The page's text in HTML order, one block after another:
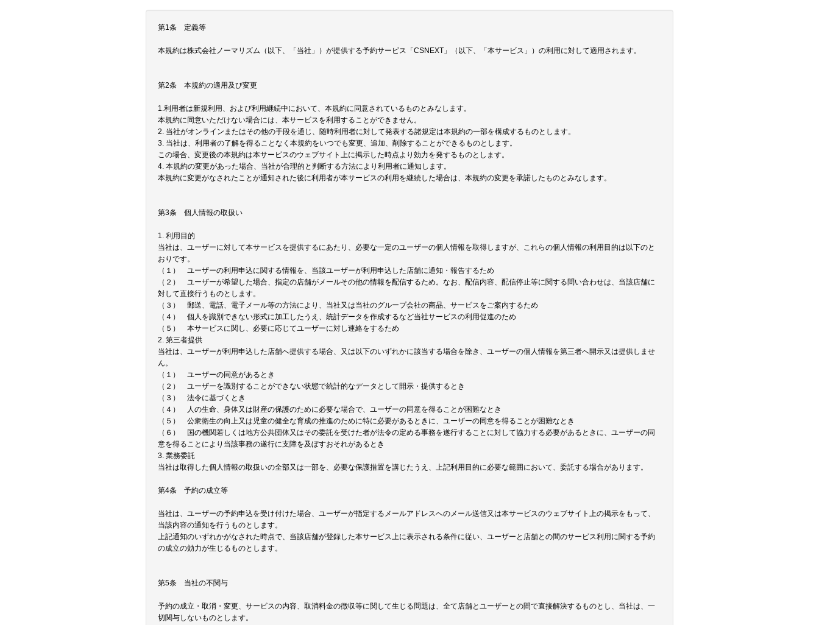
第1条 定義等
本規約は株式会社ノーマリズム（以下、「当社」）が提供する予約サービス「CSNEXT」（以下、「本サービス」）の利用に対して適用されます。
第2条 本規約の適用及び変更
1.利用者は新規利用、および利用継続中において、本規約に同意されているものとみなします。
本規約に同意いただけない場合には、本サービスを利用することができません。
2. 当社がオンラインまたはその他の手段を通じ、随時利用者に対して発表する諸規定は本規約の一部を構成するものとします。
3. 当社は、利用者の了解を得ることなく本規約をいつでも変更、追加、削除することができるものとします。
この場合、変更後の本規約は本サービスのウェブサイト上に掲示した時点より効力を発するものとします。
4. 本規約の変更があった場合、当社が合理的と判断する方法により利用者に通知します。
本規約に変更がなされたことが通知された後に利用者が本サービスの利用を継続した場合は、本規約の変更を承諾したものとみなします。
第3条 個人情報の取扱い
1. 利用目的
当社は、ユーザーに対して本サービスを提供するにあたり、必要な一定のユーザーの個人情報を取得しますが、これらの個人情報の利用目的は以下のと
おりです。
（１） ユーザーの利用申込に関する情報を、当該ユーザーが利用申込した店舗に通知・報告するため
（２） ユーザーが希望した場合、指定の店舗がメールその他の情報を配信するため。なお、配信内容、配信停止等に関する問い合わせは、当該店舗に
対して直接行うものとします。
（３） 郵送、電話、電子メール等の方法により、当社又は当社のグループ会社の商品、サービスをご案内するため
（４） 個人を識別できない形式に加工したうえ、統計データを作成するなど当社サービスの利用促進のため
（５） 本サービスに関し、必要に応じてユーザーに対し連絡をするため
2. 第三者提供
当社は、ユーザーが利用申込した店舗へ提供する場合、又は以下のいずれかに該当する場合を除き、ユーザーの個人情報を第三者へ開示又は提供しませ
ん。
（１） ユーザーの同意があるとき
（２） ユーザーを識別することができない状態で統計的なデータとして開示・提供するとき
（３） 法令に基づくとき
（４） 人の生命、身体又は財産の保護のために必要な場合で、ユーザーの同意を得ることが困難なとき
（５） 公衆衛生の向上又は児童の健全な育成の推進のために特に必要があるときに、ユーザーの同意を得ることが困難なとき
（６） 国の機関若しくは地方公共団体又はその委託を受けた者が法令の定める事務を遂行することに対して協力する必要があるときに、ユーザーの同
意を得ることにより当該事務の遂行に支障を及ぼすおそれがあるとき
3. 業務委託
当社は取得した個人情報の取扱いの全部又は一部を、必要な保護措置を講じたうえ、上記利用目的に必要な範囲において、委託する場合があります。
第4条 予約の成立等
当社は、ユーザーの予約申込を受け付けた場合、ユーザーが指定するメールアドレスへのメール送信又は本サービスのウェブサイト上の掲示をもって、
当該内容の通知を行うものとします。
上記通知のいずれかがなされた時点で、当該店舗が登録した本サービス上に表示される条件に従い、ユーザーと店舗との間のサービス利用に関する予約
の成立の効力が生じるものとします。
第5条 当社の不関与
予約の成立・取消・変更、サービスの内容、取消料金の徴収等に関して生じる問題は、全て店舗とユーザーとの間で直接解決するものとし、当社は、一
切関与しないものとします。